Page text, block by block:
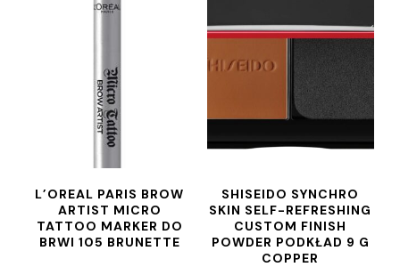
L’OREAL PARIS BROW
ARTIST MICRO
TATTOO MARKER DO
BRWI 105 BRUNETTE
SHISEIDO SYNCHRO
SKIN SELF-REFRESHING
CUSTOM FINISH
POWDER PODKŁAD 9 G
COPPER